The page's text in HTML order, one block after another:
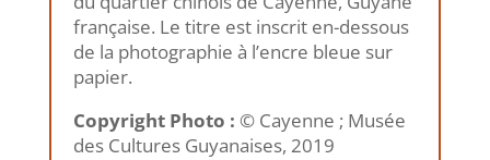
française. Le titre est inscrit en-dessous
de la photographie à l’encre bleue sur
papier.
Copyright Photo : © Cayenne ; Musée
des Cultures Guyanaises, 2019